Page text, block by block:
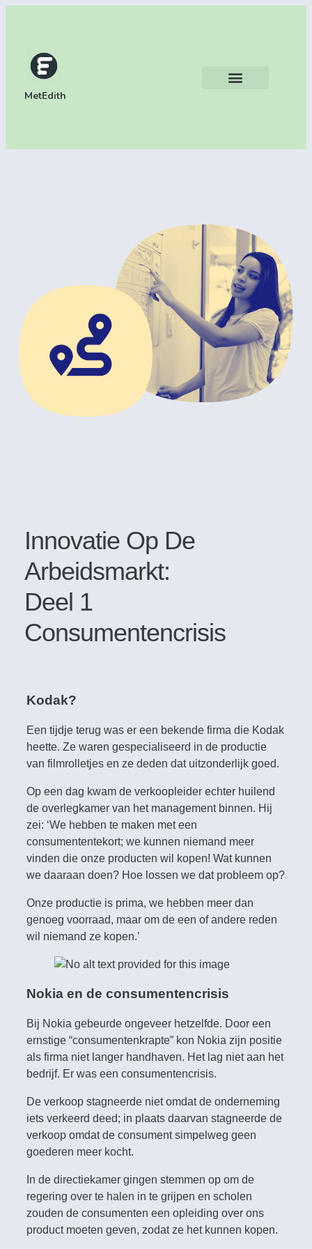
MetEdith
Innovatie Op De
Arbeidsmarkt:
Deel 1
Consumentencrisis
Kodak?
Een tijdje terug was er een bekende firma die Kodak
heette. Ze waren gespecialiseerd in de productie
van filmrolletjes en ze deden dat uitzonderlijk goed.
Op een dag kwam de verkoopleider echter huilend
de overlegkamer van het management binnen. Hij
zei: ‘We hebben te maken met een
consumententekort; we kunnen niemand meer
vinden die onze producten wil kopen! Wat kunnen
we daaraan doen? Hoe lossen we dat probleem op?
Onze productie is prima, we hebben meer dan
genoeg voorraad, maar om de een of andere reden
wil niemand ze kopen.’
Nokia en de consumentencrisis
Bij Nokia gebeurde ongeveer hetzelfde. Door een
ernstige “consumentenkrapte” kon Nokia zijn positie
als firma niet langer handhaven. Het lag niet aan het
bedrijf. Er was een consumentencrisis.
De verkoop stagneerde niet omdat de onderneming
iets verkeerd deed; in plaats daarvan stagneerde de
verkoop omdat de consument simpelweg geen
goederen meer kocht.
In de directiekamer gingen stemmen op om de
regering over te halen in te grijpen en scholen
zouden de consumenten een opleiding over ons
product moeten geven, zodat ze het kunnen kopen.